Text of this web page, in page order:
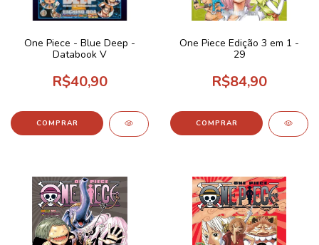
One Piece - Blue Deep -
Databook V
R$40,90
One Piece Edição 3 em 1 -
29
R$84,90